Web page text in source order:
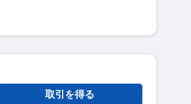
取引を得る